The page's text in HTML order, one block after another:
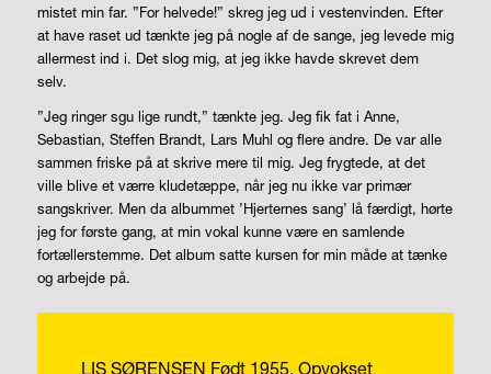
mistet min far. ”For helvede!” skreg jeg ud i vestenvinden. Efter
at have raset ud tænkte jeg på nogle af de sange, jeg levede mig
allermest ind i. Det slog mig, at jeg ikke havde skrevet dem
selv.
”Jeg ringer sgu lige rundt,” tænkte jeg. Jeg fik fat i Anne,
Sebastian, Steffen Brandt, Lars Muhl og flere andre. De var alle
sammen friske på at skrive mere til mig. Jeg frygtede, at det
ville blive et værre kludetæppe, når jeg nu ikke var primær
sangskriver. Men da albummet ’Hjerternes sang’ lå færdigt, hørte
jeg for første gang, at min vokal kunne være en samlende
fortællerstemme. Det album satte kursen for min måde at tænke
og arbejde på.
LIS SØRENSEN Født 1955. Opvokset